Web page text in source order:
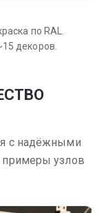
по RAL.
декоров.
с надёжными
примеры узлов